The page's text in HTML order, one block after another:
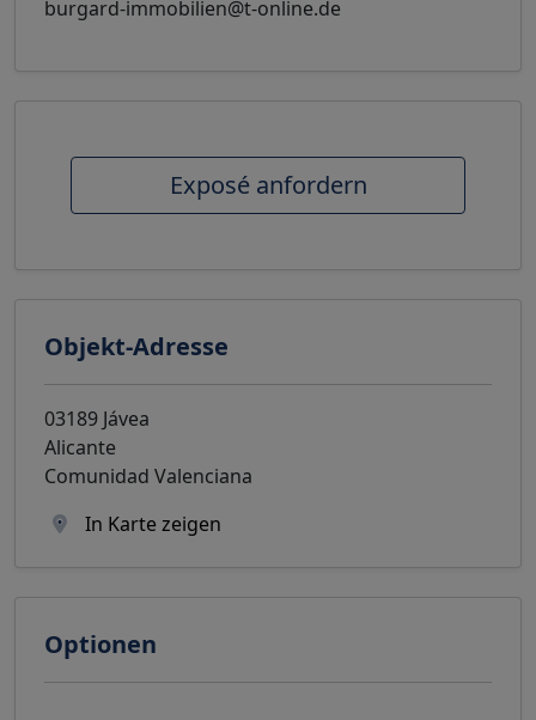
burgard-immobilien@t-online.de
Exposé anfordern
Objekt-Adresse
03189 Jávea
Alicante
Comunidad Valenciana
In Karte zeigen
Optionen